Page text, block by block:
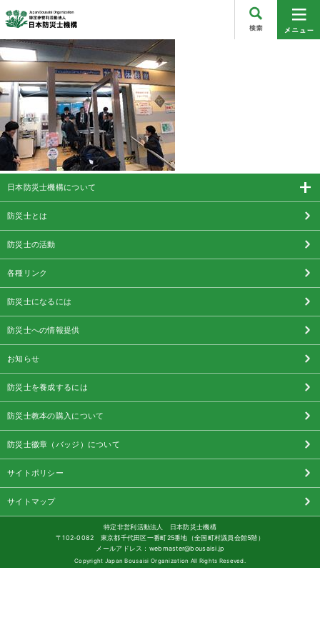
日本防災士機構について
防災士とは
防災士の活動
各種リンク
防災士になるには
防災士への情報提供
お知らせ
防災士を養成するには
防災士教本の購入について
防災士徽章（バッジ）について
サイトポリシー
サイトマップ
特定非営利活動法人 日本防災士機構
〒102-0082 東京都千代田区一番町25番地（全国町村議員会館5階）
メールアドレス：webmaster@bousaisi.jp
Copyright Japan Bousaisi Organization All Rights Reseved.